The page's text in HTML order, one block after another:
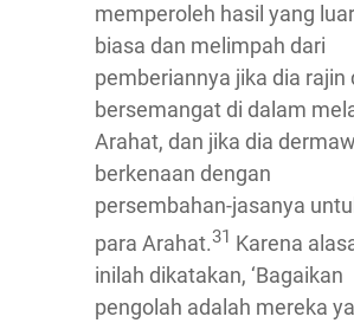
memperoleh hasil yang luar
biasa dan melimpah dari
pemberiannya jika dia rajin
bersemangat di dalam
Arahat, dan jika dia
berkenaan dengan
persembahan-jasanya
para Arahat.31 Karena
inilah dikatakan, ‘Bagaikan
pengolah adalah mereka